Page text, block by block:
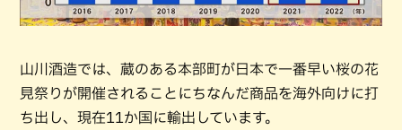
山川酒造では、蔵のある本部町が日本で一番早い桜の花
見祭りが開催されることにちなんだ商品を海外向けに打
ち出し、現在11か国に輸出しています。